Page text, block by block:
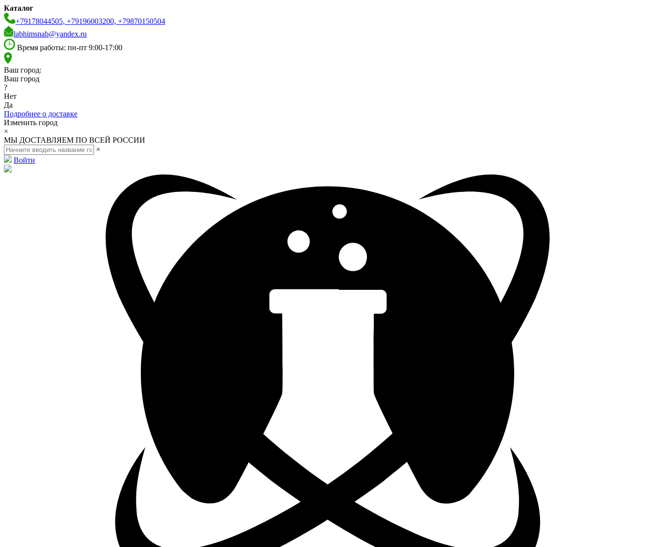
Каталог
+79178044505, +79196003200, +79870150504
labhimsnab@yandex.ru
Время работы: пн-пт 9:00-17:00
Ваш город:
Ваш город
?
Нет
Да
Подробнее о доставке
Изменить город
×
МЫ ДОСТАВЛЯЕМ ПО ВСЕЙ РОССИИ
×
Войти